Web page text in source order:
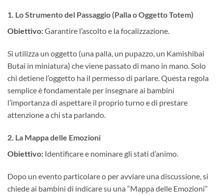
1. Lo Strumento del Passaggio (Palla o Oggetto Totem)
Obiettivo:Garantire l’ascolto e la focalizzazione.
Si utilizza un oggetto (una palla, un pupazzo, un Kamishibai
Butai in miniatura) che viene passato di mano in mano. Solo
chi detiene l’oggetto ha il permesso di parlare. Questa regola
semplice è fondamentale per insegnare ai bambini
l’importanza di aspettare il proprio turno e di prestare
attenzione a chi sta parlando.
2. La Mappa delle Emozioni
Obiettivo: Identificare e nominare gli stati d’animo.
Dopo un evento particolare o per avviare una discussione, si
chiede ai bambini di indicare su una “Mappa delle Emozioni”